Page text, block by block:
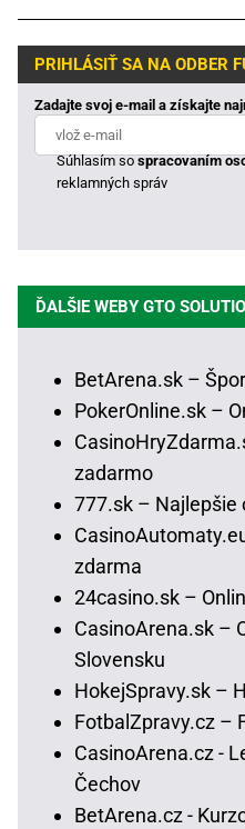
PRIHLÁSIŤ SA NA ODBER
Zadajte svoj e-mail a získajte
Súhlasím sospracovaním
reklamných správ
ĎALŠIE WEBY GTO
BetArena.sk –
PokerOnline.sk –
zadarmo
777.sk – Najlepšie
zdarma
24casino.sk –
CasinoArena.sk –
Slovensku
HokejSpravy.sk –
FotbalZpravy.cz –
CasinoArena.cz -
Čechov
BetArena.cz -